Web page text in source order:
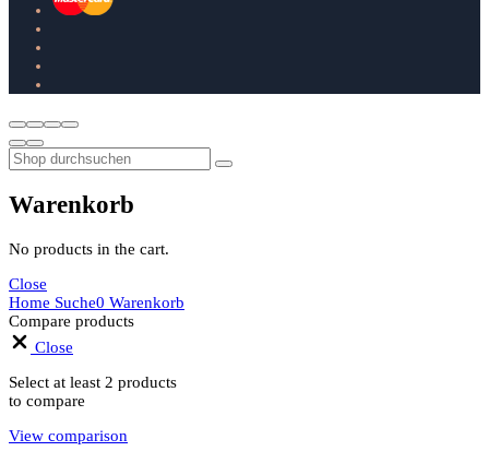
Warenkorb
No products in the cart.
Close
Home Suche0 Warenkorb
Compare products
Close
Select at least 2 products
to compare
View comparison